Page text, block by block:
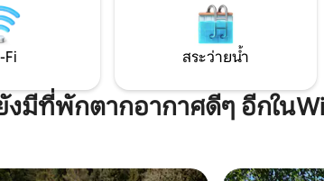
ส้นทางปั่นจักรยานจะพาคุณไปยัง
สนามเด็กเล่นสำหรับกีฬาลูกบอล
และผนังปีนเขาในบริเวณใกล้เคียง
ในข้อดีของอพาร์
Fi สระว่ายน้ำ
งมีที่พักตากอากาศดีๆ อีกใน